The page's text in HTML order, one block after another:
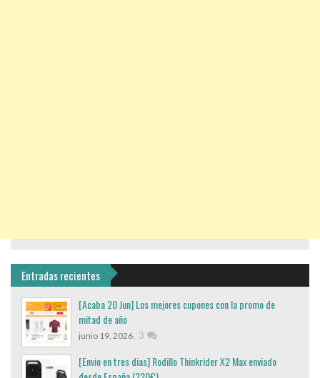
Entradas recientes
[Acaba 20 Jun] Los mejores cupones con la promo de
mitad de año
junio 19, 2026, 3
[Envio en tres dias] Rodillo Thinkrider X2 Max enviado